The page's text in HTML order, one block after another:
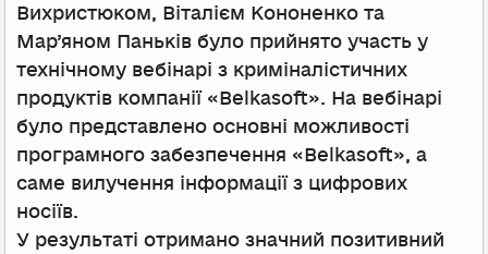
Вихристюком, Віталієм Кононенко та
Мар’яном Паньків було прийнято участь у
технічному вебінарі з криміналістичних
продуктів компанії «Belkasoft». На вебінарі
було представлено основні можливості
програмного забезпечення «Belkasoft», а
саме вилучення інформації з цифрових
носіїв.
У результаті отримано значний позитивний